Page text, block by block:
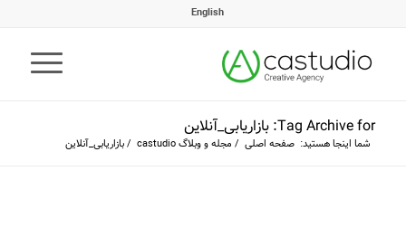
English
Tag Archive for: بازاریابی_آنلاین
شما اینجا هستید: صفحه اصلی / مجله و وبلاگ castudio /بازاریابی_آنلاین